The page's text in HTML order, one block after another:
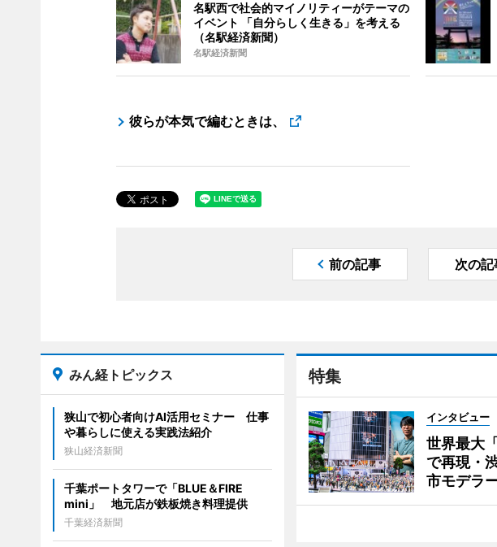
名駅西で社会的マイノリティーがテーマの
イベント 「自分らしく生きる」を考える
（名駅経済新聞）
名駅経済新聞
彼らが本気で編むときは、
前の記事 次の記
特集
インタビュー
世界最大
で再現・
市モデラ
みん経トピックス
狭山で初心者向けAI活用セミナー 仕事
や暮らしに使える実践法紹介
狭山経済新聞
千葉ポートタワーで「BLUE＆FIRE
mini」 地元店が鉄板焼き料理提供
千葉経済新聞